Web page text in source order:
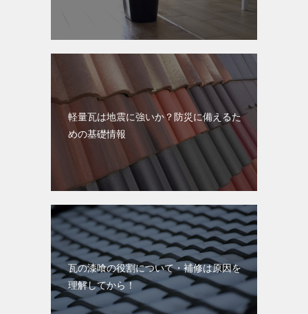
軽量瓦は地震に強いか？防災に備えるた
めの基礎情報
瓦の漆喰の役割について・補修は原因を
理解してから！